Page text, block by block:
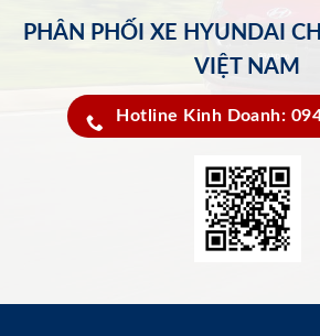
PHÂN PHỐI XE HYUNDAI
VIỆT NAM
Hotline Kinh Doanh: